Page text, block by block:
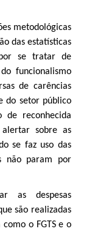
metodológicas
das estatísticas
se tratar de
funcionalismo
de carências
do setor público
de reconhecida
alertar sobre as
se faz uso das
não param por
as despesas
são realizadas
o FGTS e o